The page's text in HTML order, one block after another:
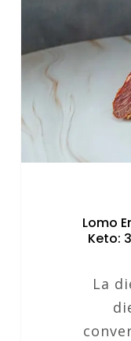
Lomo
Keto:
La